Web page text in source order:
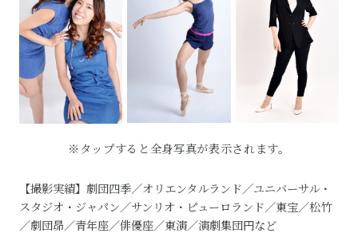
※タップすると全身写真が表示されます。
【撮影実績】劇団四季／オリエンタルランド／ユニバーサル・
スタジオ・ジャパン／サンリオ・ピューロランド／東宝／松竹
／劇団昴／青年座／俳優座／東演／演劇集団円など